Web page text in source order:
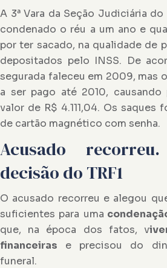
A 3ª Vara da Seção Judiciária
condenado o réu a um ano e
por ter sacado, na qualidade de
depositados pelo INSS. De
segurada faleceu em 2009, mas
a ser pago até 2010,
valor de R$ 4.111,04. Os
de cartão magnético com senha.
Acusado
decisão do TRF1
O acusado recorreu e alegou
suficientes para uma
que, na época dos fatos, v
financeiras e precisou do
funeral.